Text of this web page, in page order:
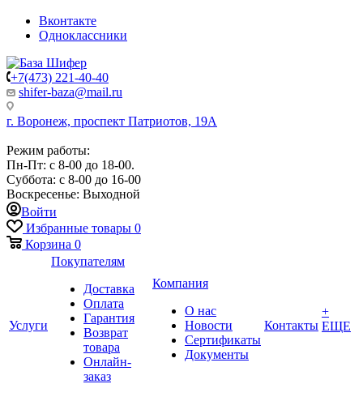
Вконтакте
Одноклассники
+7(473) 221-40-40
shifer-baza@mail.ru
г. Воронеж, проспект Патриотов, 19А
Режим работы:
Пн-Пт: с 8-00 до 18-00.
Суббота: с 8-00 до 16-00
Воскресенье: Выходной
Войти
Избранные товары 0
Корзина 0
Услуги
Покупателям
Доставка
Оплата
Гарантия
Возврат
товара
Онлайн-
заказ
Компания
О нас
Новости
Сертификаты
Документы
Контакты
+
ЕЩЕ